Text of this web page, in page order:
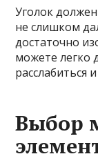
Уголок
не слишком
достаточно
можете легко
расслабиться
Выбор